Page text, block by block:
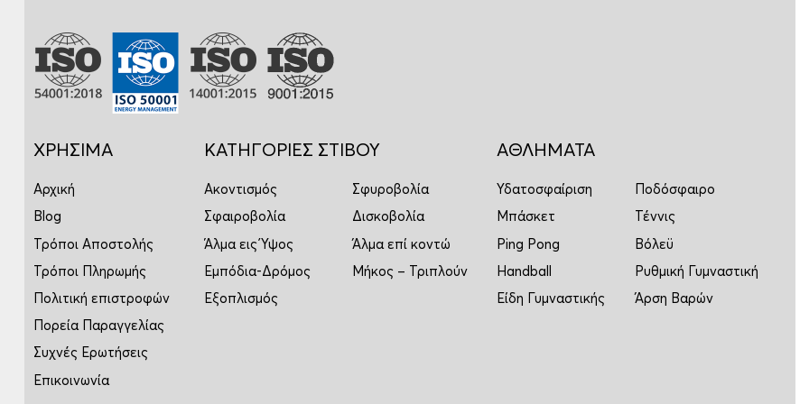
ΧΡΗΣΙΜΑ
Αρχική
Blog
Τρόποι Αποστολής
Τρόποι Πληρωμής
Πολιτική επιστροφών
Πορεία Παραγγελίας
Συχνές Ερωτήσεις
Επικοινωνία
ΚΑΤΗΓΟΡΙΕΣ ΣΤΙΒΟΥ
Ακοντισμός
Σφυροβολία
Σφαιροβολία
Δισκοβολία
Άλμα εις Ύψος
Άλμα επί κοντώ
Εμπόδια-Δρόμος
Μήκος – Τριπλούν
Εξοπλισμός
ΑΘΛΗΜΑΤΑ
Υδατοσφαίριση
Ποδόσφαιρο
Μπάσκετ
Τέννις
Ping Pong
Βόλεϋ
Handball
Ρυθμική Γυμναστική
Είδη Γυμναστικής
Άρση Βαρών